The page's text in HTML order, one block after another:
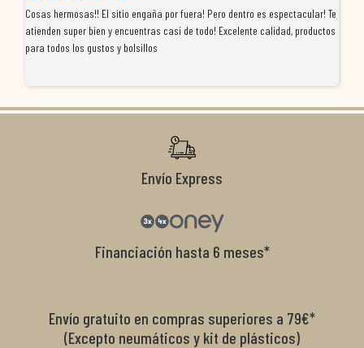
Cosas hermosas!! El sitio engaña por fuera! Pero dentro es espectacular! Te
atienden super bien y encuentras casi de todo! Excelente calidad, productos
para todos los gustos y bolsillos
Envío Express
Financiación hasta 6 meses*
Envío gratuito en compras superiores a 79€*
(Excepto neumáticos y kit de plásticos)